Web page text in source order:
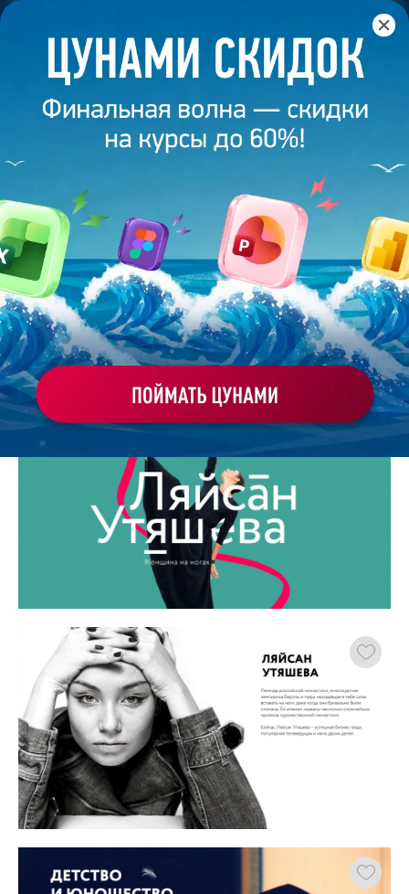
Главная /Банк слайдов / Презентация 33 – Разработана
студией Bonnie&Slide для Ляйсан Утяшевой
ПРЕЗЕНТАЦИЯ 33 - РАЗРАБОТАНА
СТУДИЕЙ BONNIE&SLIDE ДЛЯ
ЛЯЙСАН УТЯШЕВОЙ
Моё избранное
Работа
эксперта
ХОЧУ ЗАКАЗАТЬ ТАКУЮ ПРЕЗЕНТАЦИЮ